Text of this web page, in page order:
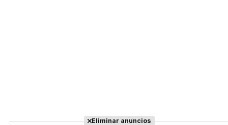
Eliminar anuncios